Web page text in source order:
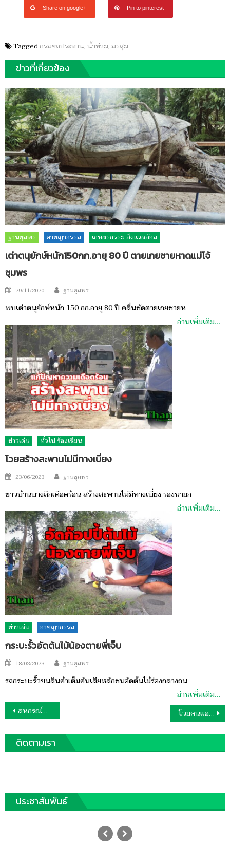
Share on google+ Pin to pinterest
Taggedกรมชลประทาน, น้ำท่วม, มรสุม
ข่าวที่เกี่ยวข้อง
ฐานชุมพร อาชญากรรม เกษตรกรรม สิ่งแวดล้อม
เต่าตนุยักษ์หนัก150กก.อายุ 80 ปี ตายเกยชายหาดแม่โจ้
ชุมพร
Posted
29/11/2020 Author
ฐานชุมพร
พบเต่าตนุยักษ์หนัก 150 กก.อายุ 80 ปี คลื่นซัดตายเกยชายห
อ่านเพิ่มเติม…
ข่าวเด่น ทั่วไป ร้องเรียน
โวยสร้างสะพานไม่มีทางเบี่ยง
Posted
23/06/2023 Author
ฐานชุมพร
ชาวบ้านบางลึกเดือดร้อน สร้างสะพานไม่มีทางเบี่ยง รองนายก
อ่านเพิ่มเติม…
ข่าวเด่น อาชญากรรม
กระบะรั้วอัดต้นไม้น้องตายพี่เจ็บ
Posted
18/03/2023 Author
ฐานชุมพร
รถกระบะรั้วขนสินค้าเต็มคันเสียหลักชนอัดต้นไม้ร่องกลางถน
อ่านเพิ่มเติม…
แนะแนว
เรื่อง
สหกรณ์จังหวัดชุมพรคนใหม่ โวยคนแอบอ้างขึ้นอ้างชาวชุมพร
ติดตามเรา
ประชาสัมพันธ์
อัญเชิญผ้าพระราชทานขึ้นห่มพระปรางค์วัด
ประเดิม